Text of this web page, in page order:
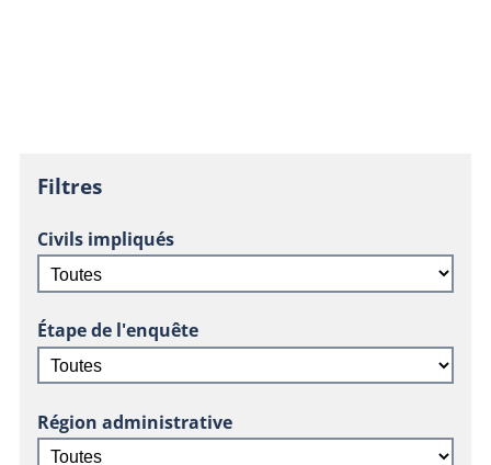
Filtres
Civils impliqués
Étape de l'enquête
Région administrative